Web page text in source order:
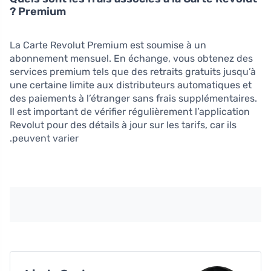
Premium ?
La Carte Revolut Premium est soumise à un
abonnement mensuel. En échange, vous obtenez des
services premium tels que des retraits gratuits jusqu’à
une certaine limite aux distributeurs automatiques et
des paiements à l’étranger sans frais supplémentaires.
Il est important de vérifier régulièrement l’application
Revolut pour des détails à jour sur les tarifs, car ils
peuvent varier.